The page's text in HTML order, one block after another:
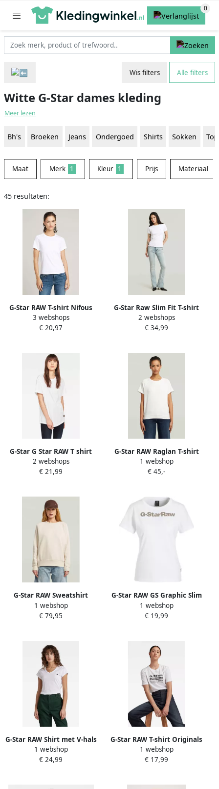
Wis filters Alle filters
Witte G-Star dames kleding
Meer lezen
Bh's Broeken Jeans Ondergoed Shirts Sokken
Maat Merk 1 Kleur 1 Prijs Materiaal
45 resultaten:
G-Star RAW T-shirt Nifous
met klein logoborduursel
3 webshops
€ 20,97
G-Star Raw Slim Fit T-shirt
met logo-stitching
2 webshops
€ 34,99
G-Star G Star RAW T shirt
Lash Fem Loose Top
omgeslagen mouwen met
2 webshops
€ 21,99
G-Star RAW Raglan T-shirt
Wit Dames
1 webshop
€ 45,-
G-Star RAW Sweatshirt
Premium core 2.0 met
inzetstuk bij de halslijn
1 webshop
€ 79,95
G-Star RAW GS Graphic Slim
Top Wit Dames
1 webshop
€ 19,99
G-Star RAW Shirt met V-hals
Eyben Slim Top met kleine -
logoprint op borsthoogte
1 webshop
€ 24,99
G-Star RAW T-shirt Originals
label regular met frontprint
1 webshop
€ 17,99